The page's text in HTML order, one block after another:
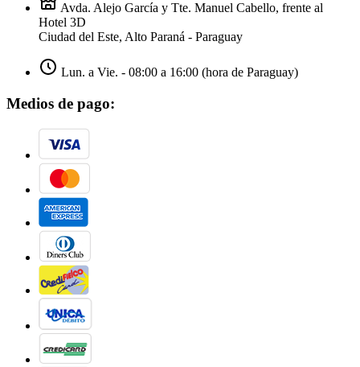
Avda. Alejo García y Tte. Manuel Cabello, frente al
Hotel 3D
Ciudad del Este, Alto Paraná - Paraguay
Lun. a Vie. - 08:00 a 16:00 (hora de Paraguay)
Medios de pago: